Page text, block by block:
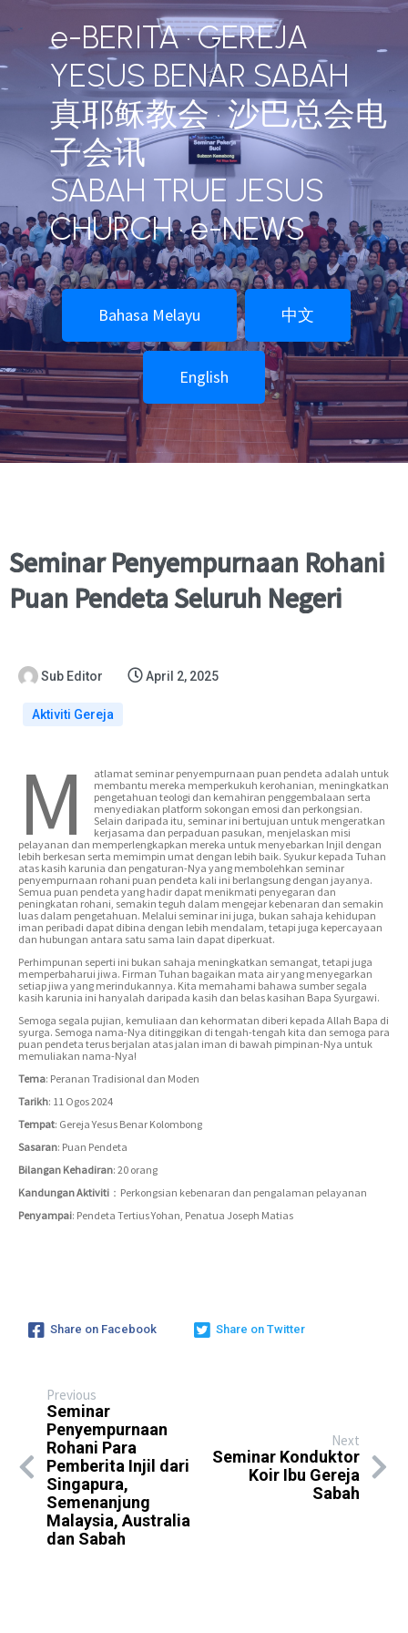
e-BERITA · GEREJA
YESUS BENAR SABAH
真耶稣教会 · 沙巴总会电
子会讯
SABAH TRUE JESUS
CHURCH · e-NEWS
Bahasa Melayu 中文
English
Seminar Penyempurnaan Rohani
Puan Pendeta Seluruh Negeri
Sub Editor April 2, 2025
Aktiviti Gereja
M
atlamat seminar penyempurnaan puan pendeta adalah untuk
membantu mereka memperkukuh kerohanian, meningkatkan
pengetahuan teologi dan kemahiran penggembalaan serta
menyediakan platform sokongan emosi dan perkongsian.
Selain daripada itu, seminar ini bertujuan untuk mengeratkan
kerjasama dan perpaduan pasukan, menjelaskan misi
pelayanan dan memperlengkapkan mereka untuk menyebarkan Injil dengan
lebih berkesan serta memimpin umat dengan lebih baik. Syukur kepada Tuhan
atas kasih karunia dan pengaturan-Nya yang membolehkan seminar
penyempurnaan rohani puan pendeta kali ini berlangsung dengan jayanya.
Semua puan pendeta yang hadir dapat menikmati penyegaran dan
peningkatan rohani, semakin teguh dalam mengejar kebenaran dan semakin
luas dalam pengetahuan. Melalui seminar ini juga, bukan sahaja kehidupan
iman peribadi dapat dibina dengan lebih mendalam, tetapi juga kepercayaan
dan hubungan antara satu sama lain dapat diperkuat.
Perhimpunan seperti ini bukan sahaja meningkatkan semangat, tetapi juga
memperbaharui jiwa. Firman Tuhan bagaikan mata air yang menyegarkan
setiap jiwa yang merindukannya. Kita memahami bahawa sumber segala
kasih karunia ini hanyalah daripada kasih dan belas kasihan Bapa Syurgawi.
Semoga segala pujian, kemuliaan dan kehormatan diberi kepada Allah Bapa di
syurga. Semoga nama-Nya ditinggikan di tengah-tengah kita dan semoga para
puan pendeta terus berjalan atas jalan iman di bawah pimpinan-Nya untuk
memuliakan nama-Nya!
Tema: Peranan Tradisional dan Moden
Tarikh: 11 Ogos 2024
Tempat: Gereja Yesus Benar Kolombong
Sasaran: Puan Pendeta
Bilangan Kehadiran: 20 orang
Kandungan Aktiviti ：Perkongsian kebenaran dan pengalaman pelayanan
Penyampai: Pendeta Tertius Yohan, Penatua Joseph Matias
Share on Facebook Share on Twitter
Previous
Seminar
Penyempurnaan
Rohani Para
Pemberita Injil dari
Singapura,
Semenanjung
Malaysia, Australia
dan Sabah
Next
Seminar Konduktor
Koir Ibu Gereja
Sabah